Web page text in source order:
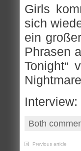
Girls
sich
ein
Phrasen
Tonight“
Both
Previous article